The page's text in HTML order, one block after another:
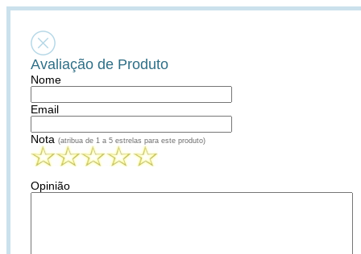
Avaliação de Produto
Nome
Email
Nota (atribua de 1 a 5 estrelas para este produto)
Opinião